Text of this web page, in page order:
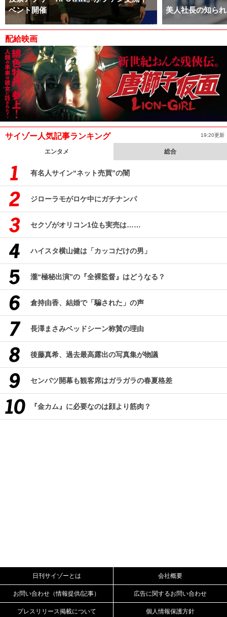
ベント開催
美人社長の知ら
配給映画
サイゾー人気記事ランキング 19:20更新
エンタメ 総合
有名人サイン“ネット売買”の闇
ジローラモがロケ中にガチナンパ
セクゾがオリコン1位も実売は……
ハイスタ横山健は「カッコだけの男」
瀧“極秘出演”の『全裸監督』はどうなる？
倉持由香、結婚で「騙された」の声
長澤まさみベッドシーン称賛の理由
後藤真希、過去最高露出の写真集が物議
センバツ開幕も観客席はガラガラの春夏格差
『金カム』に必要なのは顔より筋肉？
日刊サイゾーとは 会社概要
お問い合わせ（情報提供/記事） 広告に関するお問い合わせ
プレスリリース掲載について 個人情報保護方針